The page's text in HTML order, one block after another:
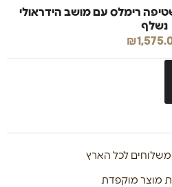
רימלס עם מושב הידראולי
נשלף
₪
משלוחים לכל הארץ
מוצר מוקפדת